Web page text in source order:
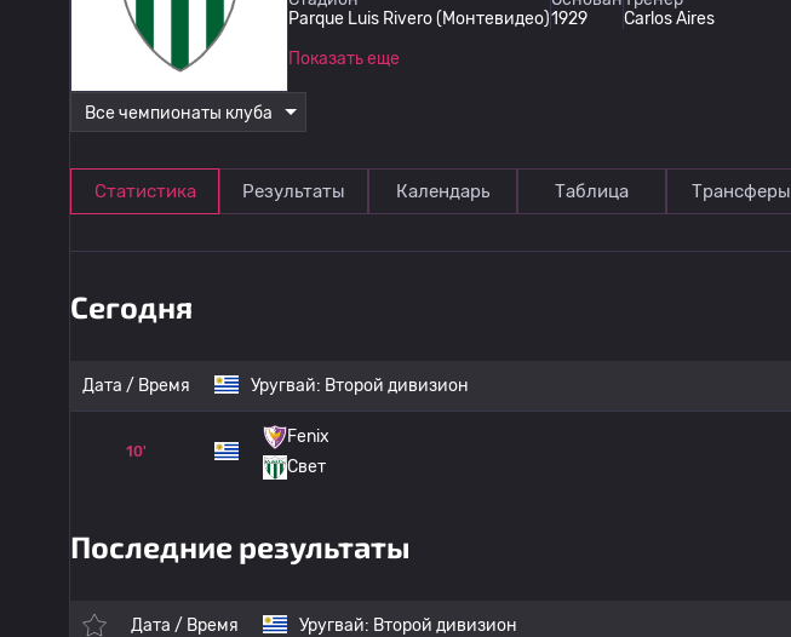
Parque Luis Rivero (Монтевидео)1929
Carlos Aires
Показать еще
Все чемпионаты клуба
Статистика Результаты Календарь Таблица Трансферы
Сегодня
Дата / Время Уругвай: Второй дивизион
10'
Fenix
Свет
Последние результаты
Дата / Время Уругвай: Второй дивизион